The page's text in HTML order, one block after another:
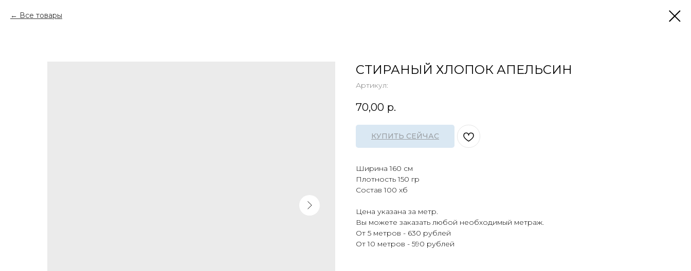
Все товары
СТИРАНЫЙ ХЛОПОК АПЕЛЬСИН
Артикул:
70,00 р.
КУПИТЬ СЕЙЧАС
Ширина 160 см
Плотность 150 гр
Состав 100 хб
Цена указана за метр.
Вы можете заказать любой необходимый метраж.
От 5 метров - 630 рублей
От 10 метров - 590 рублей